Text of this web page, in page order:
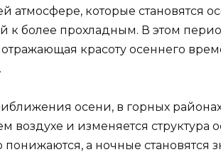
атмосфере, которые становятся
к более прохладным. В этом
красоту осеннего
осени, в горных
воздухе и изменяется структура
понижаются, а ночные становятся